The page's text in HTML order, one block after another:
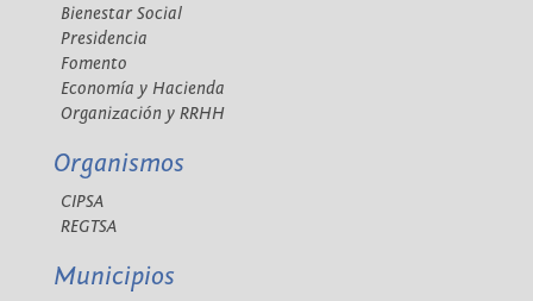
Bienestar Social
Presidencia
Fomento
Economía y Hacienda
Organización y RRHH
Organismos
CIPSA
REGTSA
Municipios